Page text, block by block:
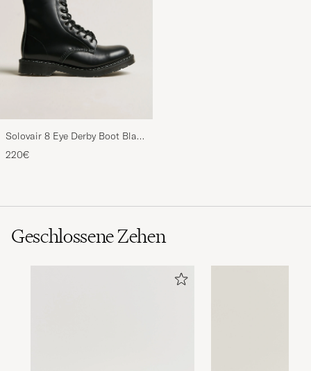
Solovair 8 Eye Derby Boot Black
Shine
220€
Geschlossene Zehen